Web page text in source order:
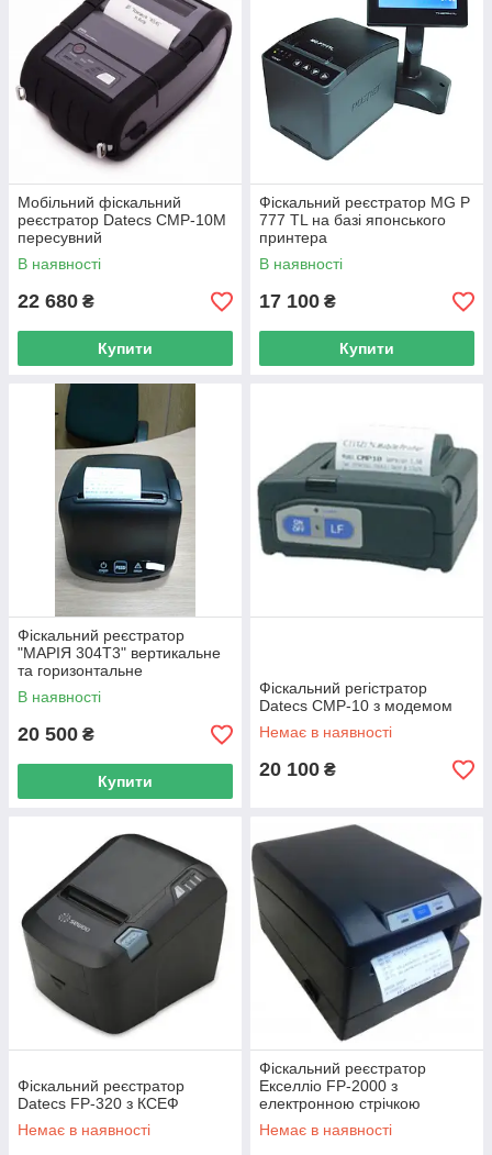
Мобільний фіскальний
реєстратор Datecs CMP-10М
пересувний
В наявності
22 680 ₴
Купити
Фіскальний реєстратор MG P
777 TL на базі японського
принтера
В наявності
17 100 ₴
Купити
Фіскальний реєстратор
"МАРІЯ 304Т3" вертикальне
та горизонтальне
розміщення
В наявності
20 500 ₴
Купити
Фіскальний регістратор
Datecs CMP-10 з модемом
Немає в наявності
20 100 ₴
Фіскальний реєстратор
Datecs FP-320 з КСЕФ
Немає в наявності
Фіскальний реєстратор
Екселліо FP-2000 з
електронною стрічкою
(КСЕФ)
Немає в наявності